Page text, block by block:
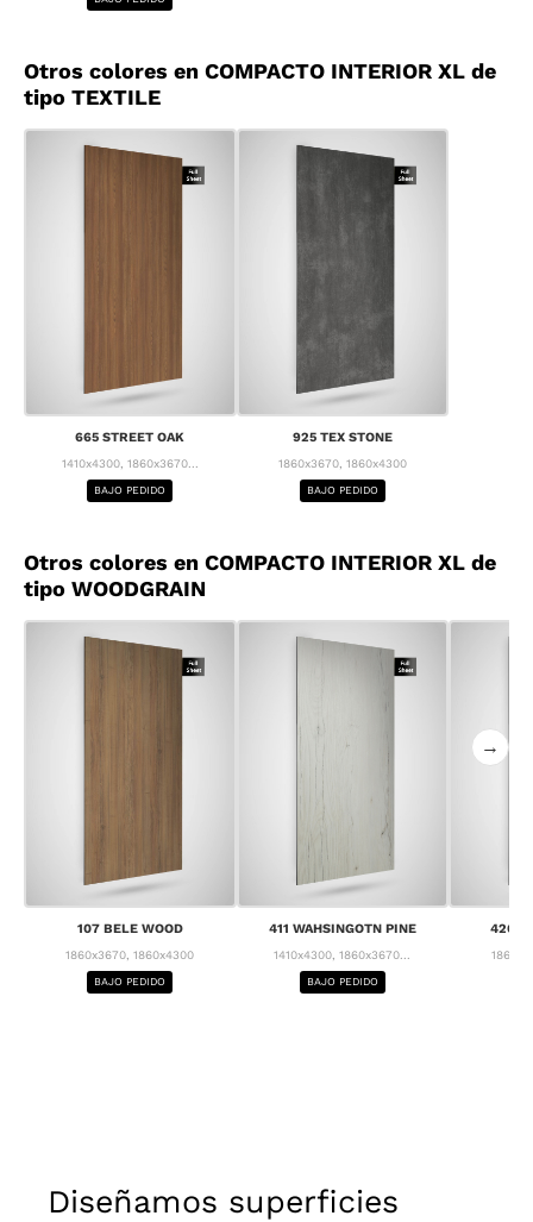
Otros colores en COMPACTO INTERIOR XL de
tipo TEXTILE
665 STREET OAK
1410x4300, 1860x3670...
BAJO PEDIDO
925 TEX STONE
1860x3670, 1860x4300
BAJO PEDIDO
Otros colores en COMPACTO INTERIOR XL de
tipo WOODGRAIN
107 BELE WOOD
1860x3670, 1860x4300
BAJO PEDIDO
411 WAHSINGOTN PINE
1410x4300, 1860x3670...
BAJO PEDIDO
426
→
Diseñamos superficies